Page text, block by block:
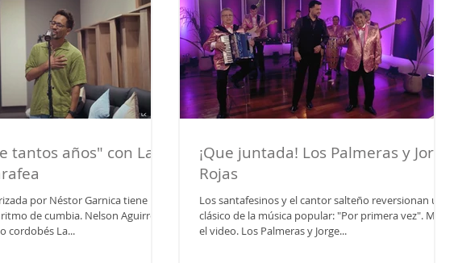
tantos años" con La
por Néstor Garnica tiene un
de cumbia. Nelson Aguirre
cordobés La...
¡Que juntada! Los Palmeras y Jorge
Rojas
Los santafesinos y el cantor salteño reversionan un
clásico de la música popular: "Por primera vez". Mirá
el video. Los Palmeras y Jorge...